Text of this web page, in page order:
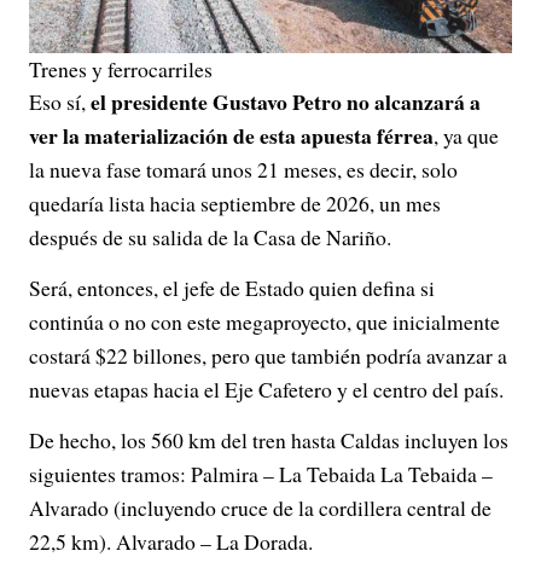
Trenes y ferrocarriles
Eso sí,el presidente Gustavo Petro no alcanzará a
ver la materialización de esta apuesta férrea, ya que
la nueva fase tomará unos 21 meses, es decir, solo
quedaría lista hacia septiembre de 2026, un mes
después de su salida de la Casa de Nariño.
Será, entonces, el jefe de Estado quien defina si
continúa o no con este megaproyecto, que inicialmente
costará $22 billones, pero que también podría avanzar a
nuevas etapas hacia el Eje Cafetero y el centro del país.
De hecho, los 560 km del tren hasta Caldas incluyen los
siguientes tramos: Palmira – La Tebaida La Tebaida –
Alvarado (incluyendo cruce de la cordillera central de
22,5 km). Alvarado – La Dorada.